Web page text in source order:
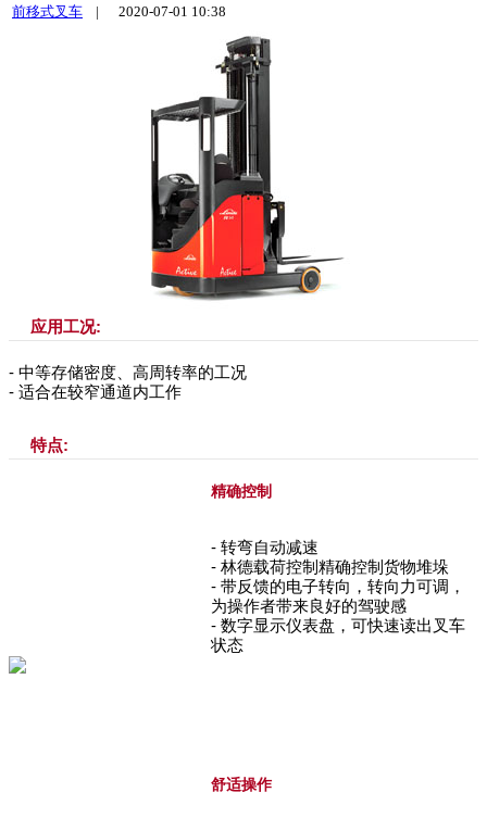
前移式叉车 | 2020-07-01 10:38
应用工况:
- 中等存储密度、高周转率的工况
- 适合在较窄通道内工作
特点:
精确控制
- 转弯自动减速
- 林德载荷控制精确控制货物堆垛
- 带反馈的电子转向，转向力可调，
为操作者带来良好的驾驶感
- 数字显示仪表盘，可快速读出叉车
状态
舒适操作